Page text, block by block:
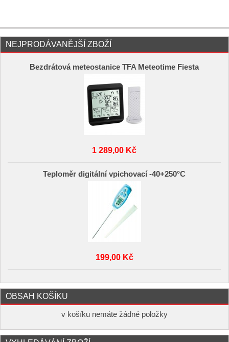
NEJPRODÁVANĚJŠÍ ZBOŽÍ
Bezdrátová meteostanice TFA Meteotime Fiesta
1 289,00 Kč
Teploměr digitální vpichovací -40+250°C
199,00 Kč
OBSAH KOŠÍKU
v košíku nemáte žádné položky